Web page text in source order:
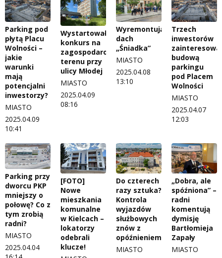
Parking pod
płytą Placu
Wolności –
jakie
warunki
mają
potencjalni
inwestorzy?
MIASTO
2025.04.09
10:41
Wystartował
konkurs na
zagospodarowanie
terenu przy
ulicy Młodej
MIASTO
2025.04.09
08:16
Wyremontują
dach
„Śniadka”
MIASTO
2025.04.08
13:10
Trzech
inwestorów
budową
parkingu
pod Placem
Wolności
MIASTO
2025.04.07
12:03
Parking przy
dworcu PKP
mniejszy o
połowę? Co z
tym zrobią
radni?
MIASTO
2025.04.04
[FOTO]
Nowe
mieszkania
komunalne
w Kielcach –
lokatorzy
odebrali
klucze!
Do czterech
razy sztuka?
Kontrola
wyjazdów
służbowych
znów z
opóźnieniem
MIASTO
„Dobra, ale
spóźniona” –
radni
komentują
dymisję
Bartłomieja
Zapały
MIASTO